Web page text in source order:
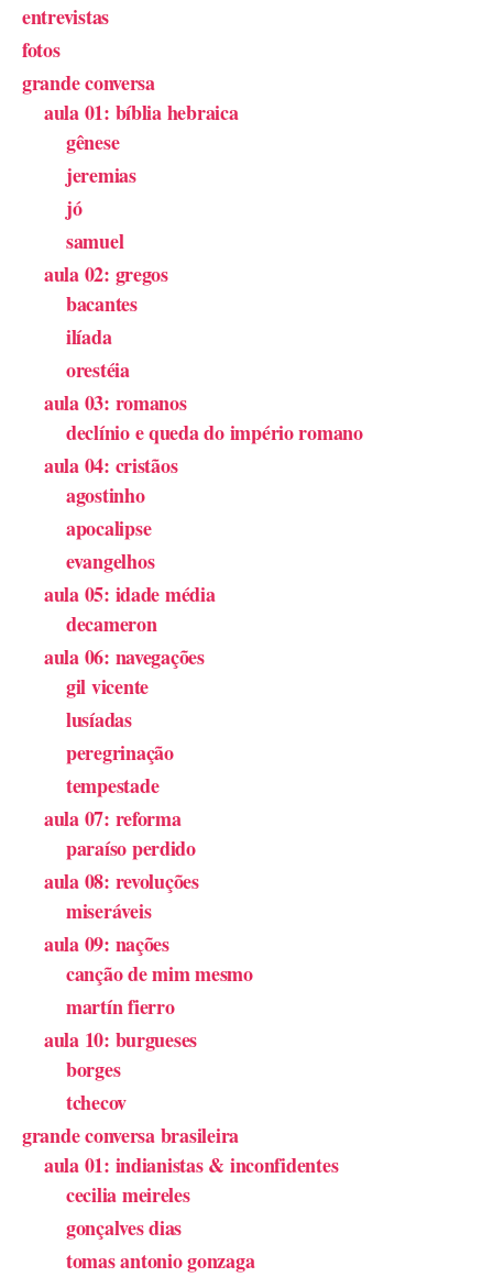
entrevistas
fotos
grande conversa
aula 01: bíblia hebraica
gênese
jeremias
jó
samuel
aula 02: gregos
bacantes
ilíada
orestéia
aula 03: romanos
declínio e queda do império romano
aula 04: cristãos
agostinho
apocalipse
evangelhos
aula 05: idade média
decameron
aula 06: navegações
gil vicente
lusíadas
peregrinação
tempestade
aula 07: reforma
paraíso perdido
aula 08: revoluções
miseráveis
aula 09: nações
canção de mim mesmo
martín fierro
aula 10: burgueses
borges
tchecov
grande conversa brasileira
aula 01: indianistas & inconfidentes
cecilia meireles
gonçalves dias
tomas antonio gonzaga